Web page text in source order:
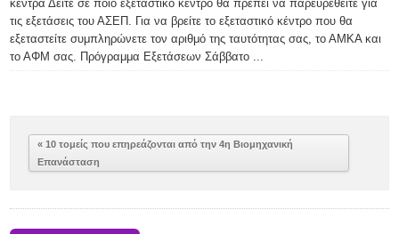
κέντρα Δείτε σε ποιο εξεταστικό κέντρο θα πρέπει να παρευρεθείτε για
τις εξετάσεις του ΑΣΕΠ. Για να βρείτε το εξεταστικό κέντρο που θα
εξεταστείτε συμπληρώνετε τον αριθμό της ταυτότητας σας, το ΑΜΚΑ και
το ΑΦΜ σας. Πρόγραμμα Εξετάσεων Σάββατο ...
« 10 τομείς που επηρεάζονται από την 4η Βιομηχανική
Επανάσταση